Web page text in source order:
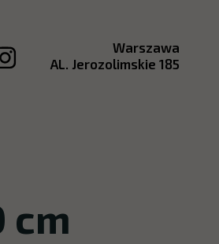
Warszawa
AL. Jerozolimskie 185
cm